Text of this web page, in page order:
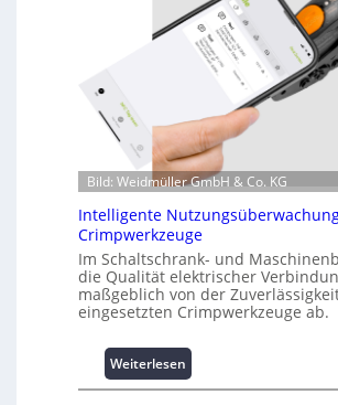
f
t
i
o
n
u
m
L
a
s
s
i
Bild: Weidmüller GmbH & Co. KG
Intelligente
Crimpwerkzeuge
Im Schaltschrank- und
die Qualität elektrischer
maßgeblich von der
eingesetzten Crimpwerkzeuge ab.
Weiterlesen
I